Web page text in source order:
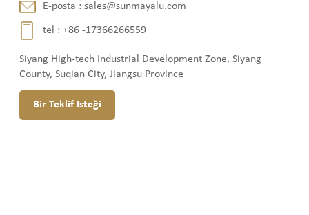
E-posta :sales@sunmayalu.com
tel :+86 -17366266559
Siyang High-tech Industrial Development Zone, Siyang
County, Suqian City, Jiangsu Province
Bir Teklif Isteği